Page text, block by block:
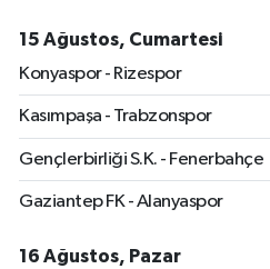
15 Ağustos, Cumartesi
Konyaspor - Rizespor
Kasımpaşa - Trabzonspor
Gençlerbirliği S.K. - Fenerbahçe
Gaziantep FK - Alanyaspor
16 Ağustos, Pazar